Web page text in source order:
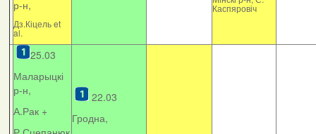
р-н,
Дз.Кіцель et
al.
Каспяровіч
25.03
Маларыцкі
р-н,
А.Рак +
22.03
Гродна,